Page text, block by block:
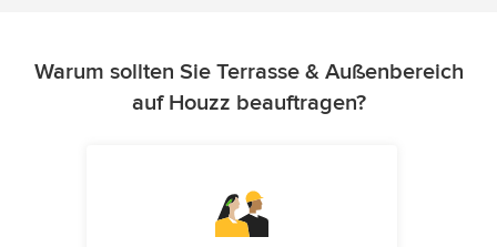
Warum sollten Sie Terrasse & Außenbereich
auf Houzz beauftragen?